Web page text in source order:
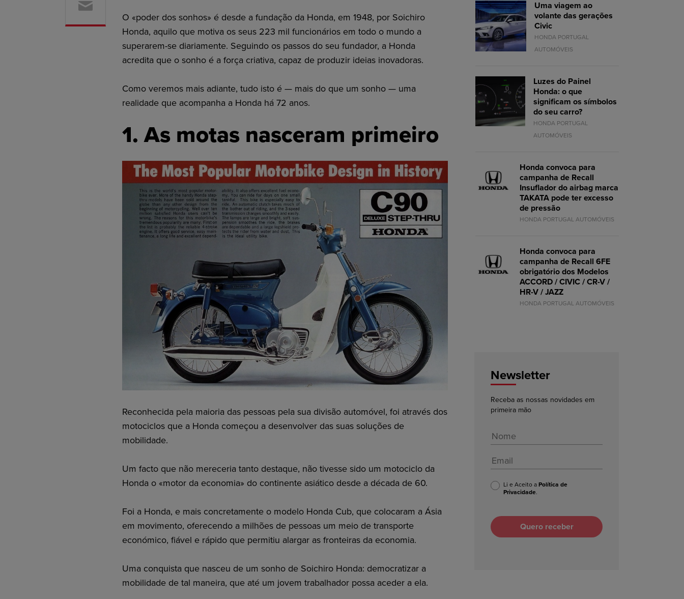
O «poder dos sonhos» é desde a fundação da Honda, em 1948, por Soichiro
Honda, aquilo que motiva os seus 223 mil funcionários em todo o mundo a
superarem-se diariamente. Seguindo os passos do seu fundador, a Honda
acredita que o sonho é a força criativa, capaz de produzir ideias inovadoras.
Como veremos mais adiante, tudo isto é — mais do que um sonho — uma
realidade que acompanha a Honda há 72 anos.
1. As motas nasceram primeiro
Reconhecida pela maioria das pessoas pela sua divisão automóvel, foi através dos
motociclos que a Honda começou a desenvolver das suas soluções de
mobilidade.
Um facto que não mereceria tanto destaque, não tivesse sido um motociclo da
Honda o «motor da economia» do continente asiático desde a década de 60.
Foi a Honda, e mais concretamente o modelo Honda Cub, que colocaram a Ásia
em movimento, oferecendo a milhões de pessoas um meio de transporte
económico, fiável e rápido que permitiu alargar as fronteiras da economia.
Uma conquista que nasceu de um sonho de Soichiro Honda: democratizar a
mobilidade de tal maneira, que até um jovem trabalhador possa aceder a ela.
Uma viagem ao
volante das gerações
Civic
HONDA PORTUGAL
AUTOMÓVEIS
Luzes do Painel
Honda: o que
significam os símbolos
do seu carro?
HONDA PORTUGAL
AUTOMÓVEIS
Honda convoca para
campanha de Recall
Insuflador do airbag marca
TAKATA pode ter excesso
de pressão
HONDA PORTUGAL AUTOMÓVEIS
Honda convoca para
campanha de Recall 6FE
obrigatório dos Modelos
ACCORD / CIVIC / CR-V /
HR-V / JAZZ
HONDA PORTUGAL AUTOMÓVEIS
Newsletter
Receba as nossas novidades em
primeira mão
Li e Aceito a Política de
Privacidade.